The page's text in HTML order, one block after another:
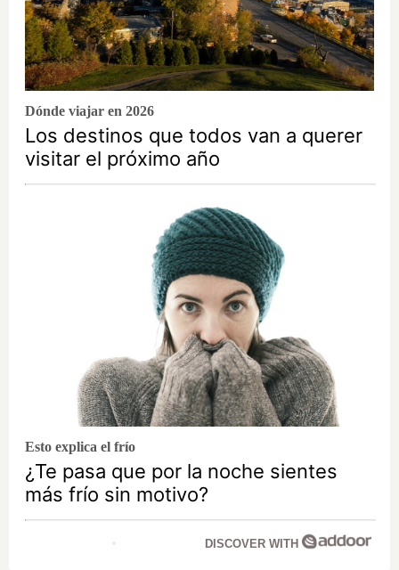
Dónde viajar en 2026
Los destinos que todos van a querer
visitar el próximo año
Esto explica el frío
¿Te pasa que por la noche sientes
más frío sin motivo?
DISCOVER WITH